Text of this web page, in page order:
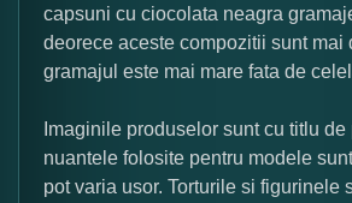
capsuni cu ciocolata neagra
deorece aceste compozitii sunt mai
gramajul este mai mare fata de
Imaginile produselor sunt cu titlu de
nuantele folosite pentru modele
pot varia usor. Torturile si figurinele